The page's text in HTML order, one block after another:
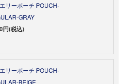
リーポーチ POUCH-
GRAY
円(税込)
リーポーチ POUCH-
BEIGE